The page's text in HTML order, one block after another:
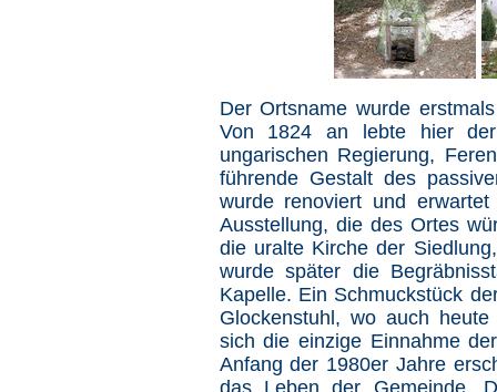
Der Ortsname wurde
Von 1824 an lebte hier der
ungarischen Regierung,
führende Gestalt des
wurde renoviert und
Ausstellung, die des Ortes
die uralte Kirche der
wurde später die
Kapelle. Ein Schmuckstück
Glockenstuhl, wo auch
sich die einzige Einnahme
Anfang der 1980er Jahre
das Leben der Gemeinde.